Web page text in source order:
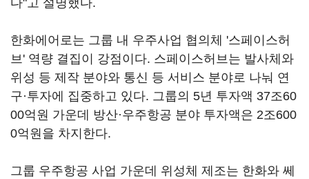
다"고 설명했다.
한화에어로는 그룹 내 우주사업 협의체 '스페이스허
브' 역량 결집이 강점이다. 스페이스허브는 발사체와
위성 등 제작 분야와 통신 등 서비스 분야로 나눠 연
구·투자에 집중하고 있다. 그룹의 5년 투자액 37조60
00억원 가운데 방산·우주항공 분야 투자액은 2조600
0억원을 차지한다.
그룹 우주항공 사업 가운데 위성체 제조는 한화와 쎄